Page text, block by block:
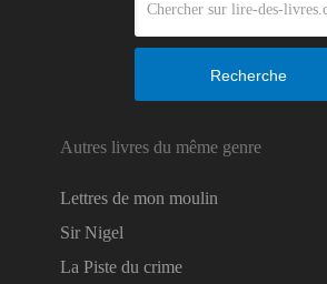
Recherche
Autres livres du même genre
Lettres de mon moulin
Sir Nigel
La Piste du crime